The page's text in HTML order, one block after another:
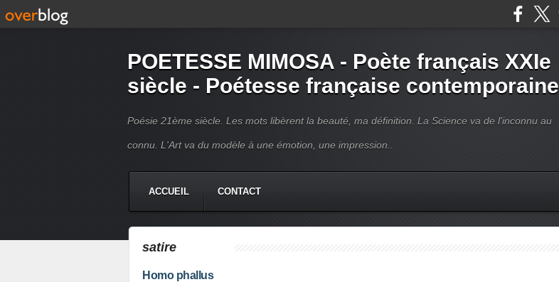
POETESSE MIMOSA - Poète français XXIe
siècle - Poétesse française contemporaine
Poésie 21ème siècle. Les mots libèrent la beauté, ma définition. La Science va de l'inconnu au
connu. L'Art va du modèle à une émotion, une impression..
ACCUEIL CONTACT
satire
Homo phallus